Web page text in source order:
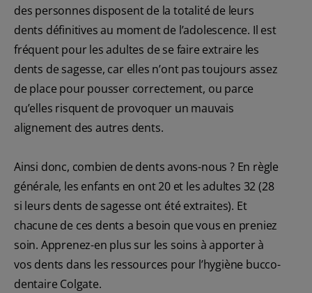
des personnes disposent de la totalité de leurs
dents définitives au moment de l’adolescence. Il est
fréquent pour les adultes de se faire extraire les
dents de sagesse, car elles n’ont pas toujours assez
de place pour pousser correctement, ou parce
qu’elles risquent de provoquer un mauvais
alignement des autres dents.
Ainsi donc, combien de dents avons-nous ? En règle
générale, les enfants en ont 20 et les adultes 32 (28
si leurs dents de sagesse ont été extraites). Et
chacune de ces dents a besoin que vous en preniez
soin. Apprenez-en plus sur les soins à apporter à
vos dents dans les ressources pour l’hygiène bucco-
dentaire Colgate.